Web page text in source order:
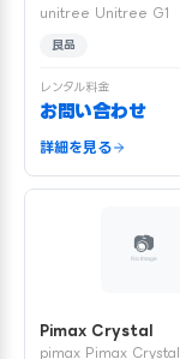
unitree Unitree G1
良品
レンタル料金
お問い合わせ
詳細を見る
Pimax Crystal
pimax Pimax Crystal